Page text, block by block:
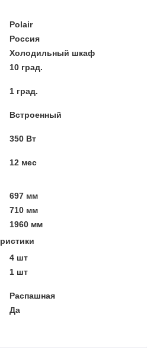
Polair
Россия
Холодильный шкаф
10 град.
1 град.
Встроенный
350 Вт
12 мес
697 мм
710 мм
1960 мм
4 шт
1 шт
Распашная
Да